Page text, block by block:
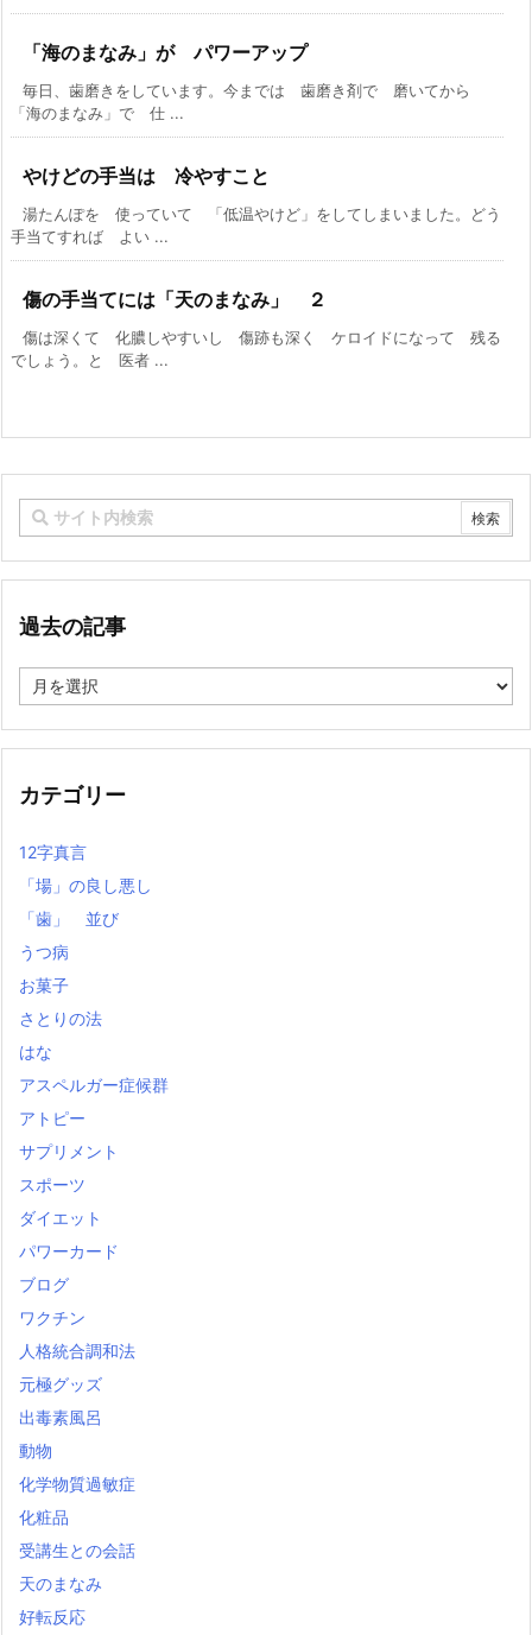
「海のまなみ」が パワーアップ
毎日、歯磨きをしています。今までは 歯磨き剤で 磨いてから
「海のまなみ」で 仕 ...
やけどの手当は 冷やすこと
湯たんぽを 使っていて 「低温やけど」をしてしまいました。どう
手当てすれば よい ...
傷の手当てには「天のまなみ」 ２
傷は深くて 化膿しやすいし 傷跡も深く ケロイドになって 残る
でしょう。と 医者 ...
過去の記事
去
記
カテゴリー
12字真言
「場」の良し悪し
「歯」 並び
うつ病
お菓子
さとりの法
はな
アスペルガー症候群
アトピー
サプリメント
スポーツ
ダイエット
パワーカード
ブログ
ワクチン
人格統合調和法
元極グッズ
出毒素風呂
動物
化学物質過敏症
化粧品
受講生との会話
天のまなみ
好転反応